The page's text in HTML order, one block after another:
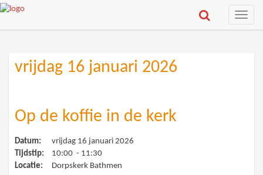
Toggle
vrijdag 16 januari 2026
Op de koffie in de kerk
Datum:
vrijdag 16 januari 2026
Tijdstip:
10:00 - 11:30
Locatie:
Dorpskerk Bathmen